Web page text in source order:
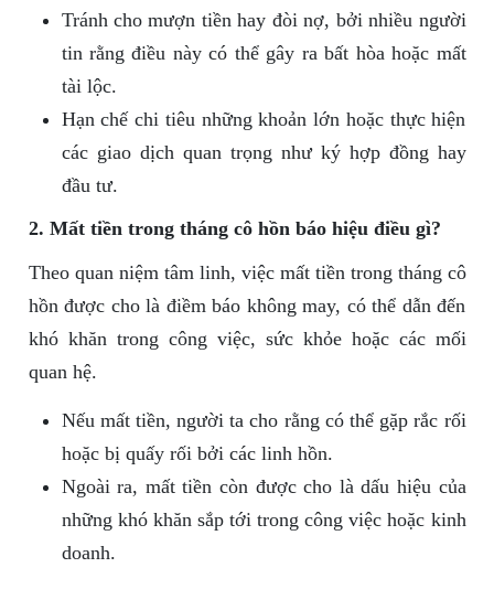
Tránh cho mượn tiền hay đòi nợ, bởi nhiều người
tin rằng điều này có thể gây ra bất hòa hoặc mất
tài lộc.
Hạn chế chi tiêu những khoản lớn hoặc thực hiện
các giao dịch quan trọng như ký hợp đồng hay
đầu tư.
2. Mất tiền trong tháng cô hồn báo hiệu điều gì?
Theo quan niệm tâm linh, việc mất tiền trong tháng cô
hồn được cho là điềm báo không may, có thể dẫn đến
khó khăn trong công việc, sức khỏe hoặc các mối
quan hệ.
Nếu mất tiền, người ta cho rằng có thể gặp rắc rối
hoặc bị quấy rối bởi các linh hồn.
Ngoài ra, mất tiền còn được cho là dấu hiệu của
những khó khăn sắp tới trong công việc hoặc kinh
doanh.